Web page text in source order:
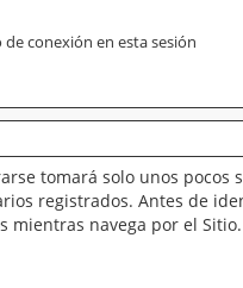
conexión en esta sesión
tomará solo unos
registrados. Antes de
mientras navega por el Sitio.